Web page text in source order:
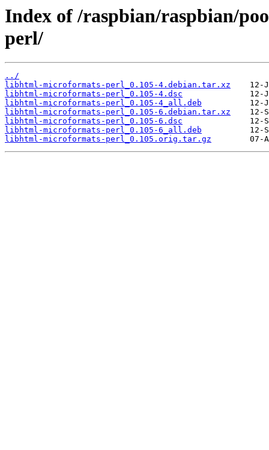
Index of /raspbian/raspbian/
perl/
../
libhtml-microformats-perl_0.105-4.debian.tar.xz
libhtml-microformats-perl_0.105-4.dsc
libhtml-microformats-perl_0.105-4_all.deb
libhtml-microformats-perl_0.105-6.debian.tar.xz
libhtml-microformats-perl_0.105-6.dsc
libhtml-microformats-perl_0.105-6_all.deb
libhtml-microformats-perl_0.105.orig.tar.gz